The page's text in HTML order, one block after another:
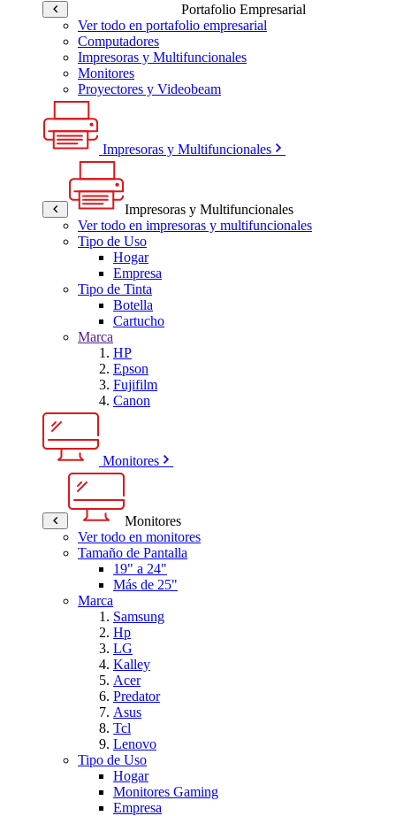
Portafolio Empresarial
Ver todo en portafolio empresarial
Computadores
Impresoras y Multifuncionales
Monitores
Proyectores y Videobeam
Impresoras y Multifuncionales
Impresoras y Multifuncionales
Ver todo en impresoras y multifuncionales
Tipo de Uso
Hogar
Empresa
Tipo de Tinta
Botella
Cartucho
Marca
HP
Epson
Fujifilm
Canon
Monitores
Monitores
Ver todo en monitores
Tamaño de Pantalla
19" a 24"
Más de 25"
Marca
Samsung
Hp
LG
Kalley
Acer
Predator
Asus
Tcl
Lenovo
Tipo de Uso
Hogar
Monitores Gaming
Empresa